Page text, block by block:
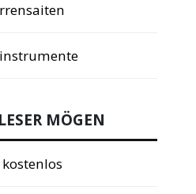
MÖGEN
kostenlos